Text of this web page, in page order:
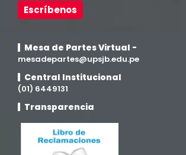
Escríbenos
Mesa de Partes Virtual -
mesadepartes@upsjb.edu.pe
Central Institucional
(01) 6449131
Transparencia